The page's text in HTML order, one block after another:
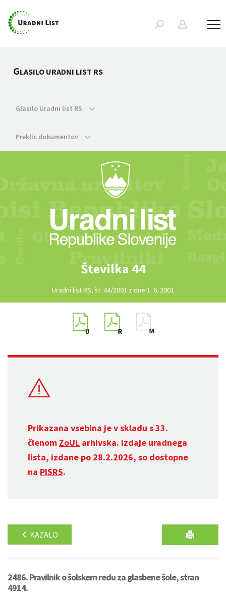
GLASILO URADNI LIST RS
Glasilo Uradni list RS
Preklic dokumentov
Številka 44
Uradni list RS, št. 44/2001 z dne 1. 6. 2001
Prikazana vsebina je v skladu s 33.
členom ZoUL arhivska. Izdaje uradnega
lista, izdane po 28.2.2026, so dostopne
na PISRS.
KAZALO
2486. Pravilnik o šolskem redu za glasbene šole, stran
4914.